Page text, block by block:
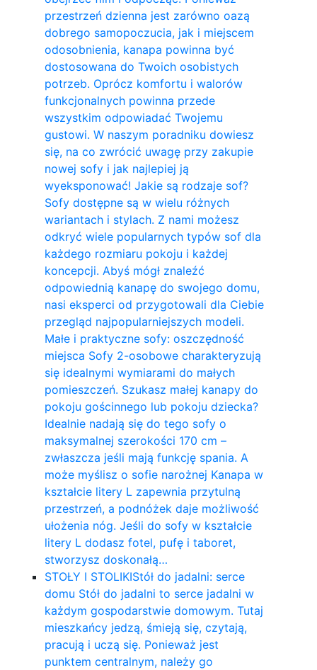
przestrzeń dzienna jest zarówno oazą
dobrego samopoczucia, jak i miejscem
odosobnienia, kanapa powinna być
dostosowana do Twoich osobistych
potrzeb. Oprócz komfortu i walorów
funkcjonalnych powinna przede
wszystkim odpowiadać Twojemu
gustowi. W naszym poradniku dowiesz
się, na co zwrócić uwagę przy zakupie
nowej sofy i jak najlepiej ją
wyeksponować! Jakie są rodzaje sof?
Sofy dostępne są w wielu różnych
wariantach i stylach. Z nami możesz
odkryć wiele popularnych typów sof dla
każdego rozmiaru pokoju i każdej
koncepcji. Abyś mógł znaleźć
odpowiednią kanapę do swojego domu,
nasi eksperci od przygotowali dla Ciebie
przegląd najpopularniejszych modeli.
Małe i praktyczne sofy: oszczędność
miejsca Sofy 2-osobowe charakteryzują
się idealnymi wymiarami do małych
pomieszczeń. Szukasz małej kanapy do
pokoju gościnnego lub pokoju dziecka?
Idealnie nadają się do tego sofy o
maksymalnej szerokości 170 cm –
zwłaszcza jeśli mają funkcję spania. A
może myślisz o sofie narożnej Kanapa w
kształcie litery L zapewnia przytulną
przestrzeń, a podnóżek daje możliwość
ułożenia nóg. Jeśli do sofy w kształcie
litery L dodasz fotel, pufę i taboret,
stworzysz doskonałą…
STOŁY I STOLIKIStół do jadalni: serce
domu Stół do jadalni to serce jadalni w
każdym gospodarstwie domowym. Tutaj
mieszkańcy jedzą, śmieją się, czytają,
pracują i uczą się. Ponieważ jest
punktem centralnym, należy go